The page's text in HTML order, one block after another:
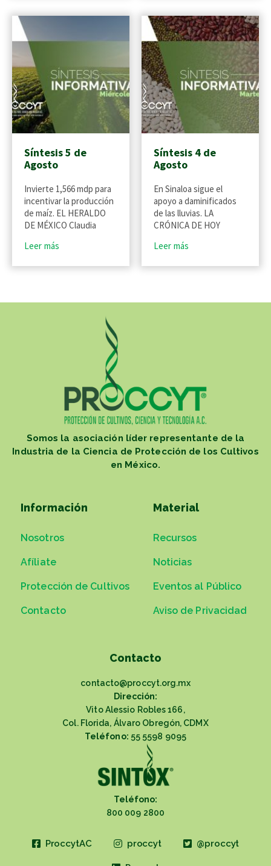
Síntesis 5 de
Agosto
Invierte 1,566 mdp para
incentivar la producción
de maíz. EL HERALDO
DE MÉXICO Claudia
Leer más
Síntesis 4 de
Agosto
En Sinaloa sigue el
apoyo a daminificados
de las lluvias. LA
CRÓNICA DE HOY
Leer más
Somos la asociación líder representante de la
Industria de la Ciencia de Protección de los Cultivos
en México.
Información
Nosotros
Afíliate
Protección de Cultivos
Contacto
Material
Recursos
Noticias
Eventos al Público
Aviso de Privacidad
Contacto
contacto@proccyt.org.mx
Dirección:
Vito Alessio Robles 166,
Col. Florida, Álvaro Obregón, CDMX
Teléfono: 55 5598 9095
Teléfono:
800 009 2800
ProccytAC proccyt @proccyt